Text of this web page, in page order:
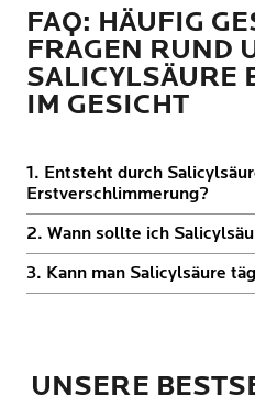
FAQ: HÄUFIG
FRAGEN RUND
SALICYLSÄURE
IM GESICHT
1. Entsteht durch
Erstverschlimmerung?
2. Wann sollte ich
3. Kann man Salicylsäure
UNSERE